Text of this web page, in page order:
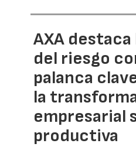
AXA
del riesgo
palanca
la
empresarial
productiva